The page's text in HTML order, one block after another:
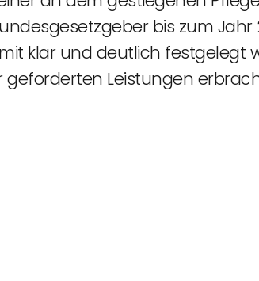
bis zum Jahr
klar und deutlich festgelegt
geforderten Leistungen